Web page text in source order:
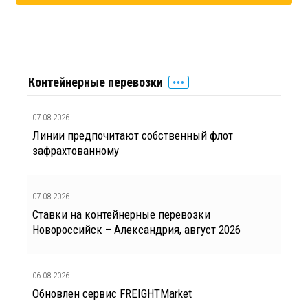
Контейнерные перевозки
07.08.2026
Линии предпочитают собственный флот
зафрахтованному
07.08.2026
Ставки на контейнерные перевозки
Новороссийск – Александрия, август 2026
06.08.2026
Обновлен сервис FREIGHTMarket